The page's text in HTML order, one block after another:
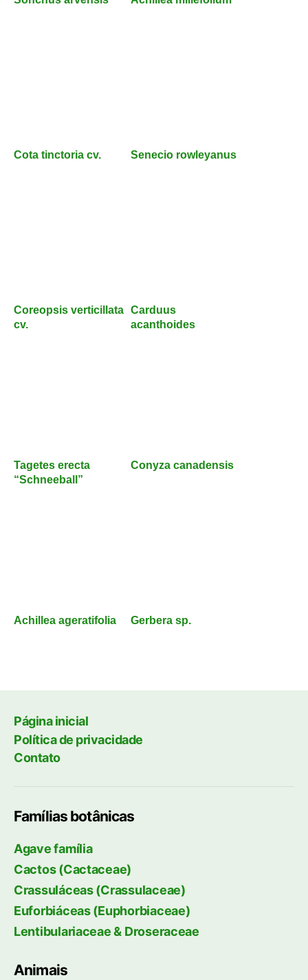
Cota tinctoria cv. Senecio rowleyanus
Coreopsis verticillata
cv.
Carduus
acanthoides
Tagetes erecta
“Schneeball”
Conyza canadensis
Achillea ageratifolia Gerbera sp.
Página inicial
Política de privacidade
Contato
Famílias botânicas
Agave família
Cactos (Cactaceae)
Crassuláceas (Crassulaceae)
Euforbiáceas (Euphorbiaceae)
Lentibulariaceae & Droseraceae
Animais